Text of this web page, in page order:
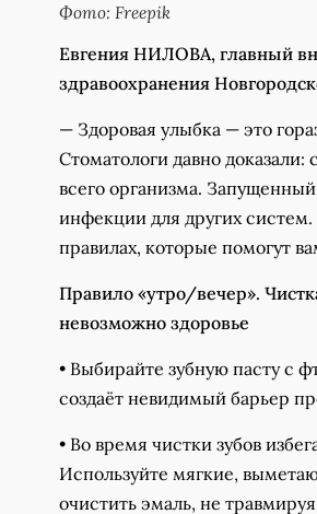
Фото: Freepik
Евгения НИЛОВА, главный
здравоохранения
— Здоровая улыбка — это
Стоматологи давно
всего организма.
инфекции для других
правилах, которые помогут
Правило «утро/вечер».
невозможно здоровье
• Выбирайте зубную пасту с
создаёт невидимый барьер
• Во время чистки зубов
Используйте мягкие,
очистить эмаль, не